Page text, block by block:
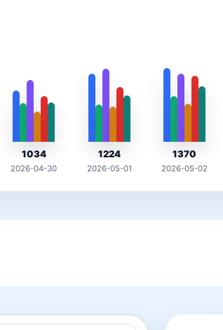
1034
2026-04-30
1224
2026-05-01
1370
2026-05-02